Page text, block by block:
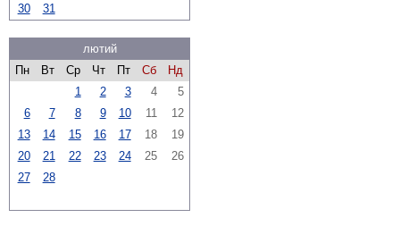
30
31
лютий
Пн
Вт Ср Чт Пт Сб
Нд
1
2 3 4
5
6
7 8 9 10 11
12
13
14 15 16 17 18
19
20
21 22 23 24 25
26
27
28